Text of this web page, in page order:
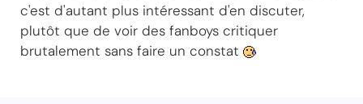
c'est d'autant plus intéressant d'en discuter,
plutôt que de voir des fanboys critiquer
brutalement sans faire un constat